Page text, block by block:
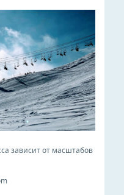
зависит от масштабов